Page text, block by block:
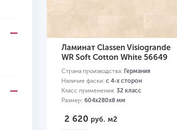
Ламинат Classen Visiogrande
WR Soft Cotton White 56649
Страна производства: Германия
Наличие фаски: с 4-х сторон
Класс применения: 32 класс
Размер: 604х280х8 мм
2 620 руб. м2